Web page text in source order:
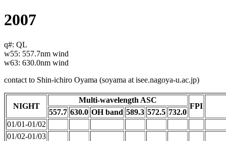
2007
q#: QL
w55: 557.7nm wind
w63: 630.0nm wind
contact to Shin-ichiro Oyama (soyama at isee.nagoya-u.ac.jp)
NIGHT
Multi-wavelength ASC
FPI
557.7 630.0 OH band 589.3 572.5 732.0
01/01-01/02
01/02-01/03